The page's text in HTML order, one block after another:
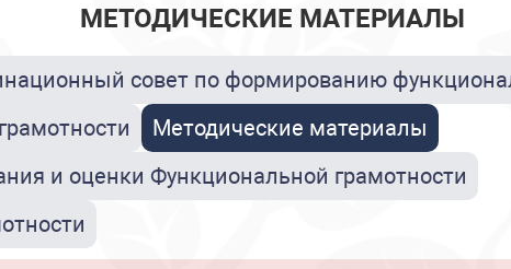
МЕТОДИЧЕСКИЕ МАТЕРИАЛЫ
совет по формированию
Методические материалы
и оценки Функциональной грамотности